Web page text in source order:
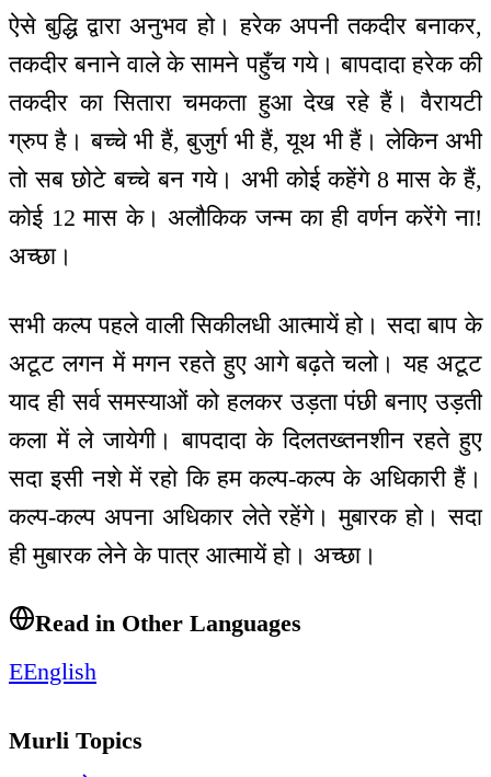
ऐसे बुद्धि द्वारा अनुभव हो। हरेक अपनी तकदीर बनाकर,
तकदीर बनाने वाले के सामने पहुँच गये। बापदादा हरेक की
तकदीर का सितारा चमकता हुआ देख रहे हैं। वैरायटी
ग्रुप है। बच्चे भी हैं, बुजुर्ग भी हैं, यूथ भी हैं। लेकिन अभी
तो सब छोटे बच्चे बन गये। अभी कोई कहेंगे 8 मास के हैं,
कोई 12 मास के। अलौकिक जन्म का ही वर्णन करेंगे ना!
अच्छा।
सभी कल्प पहले वाली सिकीलधी आत्मायें हो। सदा बाप के
अटूट लगन में मगन रहते हुए आगे बढ़ते चलो। यह अटूट
याद ही सर्व समस्याओं को हलकर उड़ता पंछी बनाए उड़ती
कला में ले जायेगी। बापदादा के दिलतख्तनशीन रहते हुए
सदा इसी नशे में रहो कि हम कल्प-कल्प के अधिकारी हैं।
कल्प-कल्प अपना अधिकार लेते रहेंगे। मुबारक हो। सदा
ही मुबारक लेने के पात्र आत्मायें हो। अच्छा।
Read in Other Languages
EEnglish
Murli Topics